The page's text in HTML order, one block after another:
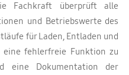
Fachkraft überprüft alle
und Betriebswerte des
für Laden, Entladen und
eine fehlerfreie Funktion zu
eine Dokumentation der